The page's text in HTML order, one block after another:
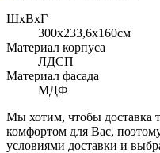
ШхВхГ
300x233,6х160см
Материал корпуса
ЛДСП
Материал фасада
МДФ
Мы хотим, чтобы доставка
комфортом для Вас,
условиями доставки и